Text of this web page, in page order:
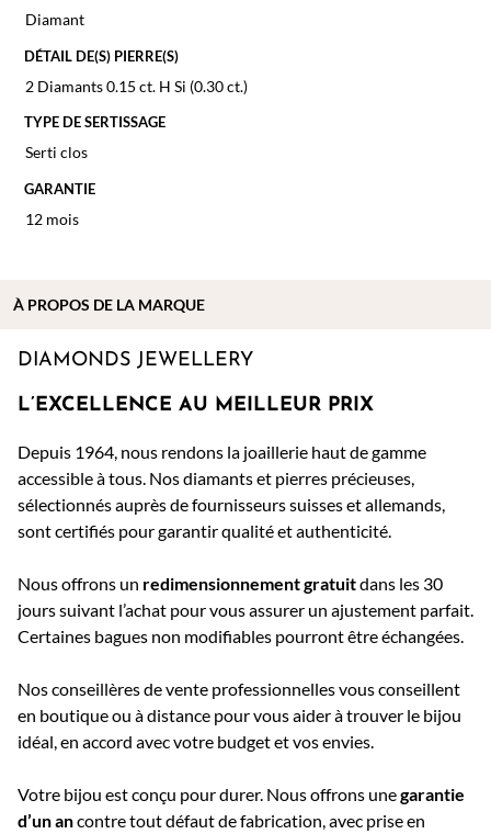
Diamant
DÉTAIL DE(S) PIERRE(S)
2 Diamants 0.15 ct. H Si (0.30 ct.)
TYPE DE SERTISSAGE
Serti clos
GARANTIE
12 mois
DIAMONDS JEWELLERY
L’EXCELLENCE AU MEILLEUR PRIX
Depuis 1964, nous rendons la joaillerie haut de gamme
accessible à tous. Nos diamants et pierres précieuses,
sélectionnés auprès de fournisseurs suisses et allemands,
sont certifiés pour garantir qualité et authenticité.
Nous offrons un redimensionnement gratuitdans les 30
jours suivant l’achat pour vous assurer un ajustement parfait.
Certaines bagues non modifiables pourront être échangées.
Nos conseillères de vente professionnelles vous conseillent
en boutique ou à distance pour vous aider à trouver le bijou
idéal, en accord avec votre budget et vos envies.
Votre bijou est conçu pour durer. Nous offrons unegarantie
d’un ancontre tout défaut de fabrication, avec prise en
À PROPOS DE LA MARQUE